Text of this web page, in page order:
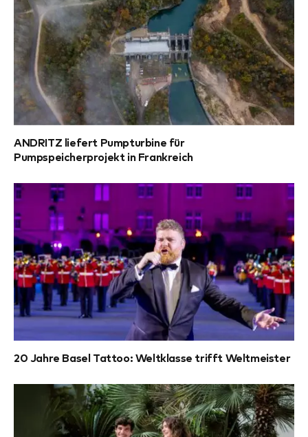
ANDRITZ liefert Pumpturbine für
Pumpspeicherprojekt in Frankreich
20 Jahre Basel Tattoo: Weltklasse trifft Weltmeister